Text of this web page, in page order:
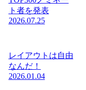
ト者を発表
2026.07.25
レイアウトは自由
なんだ！
2026.01.04